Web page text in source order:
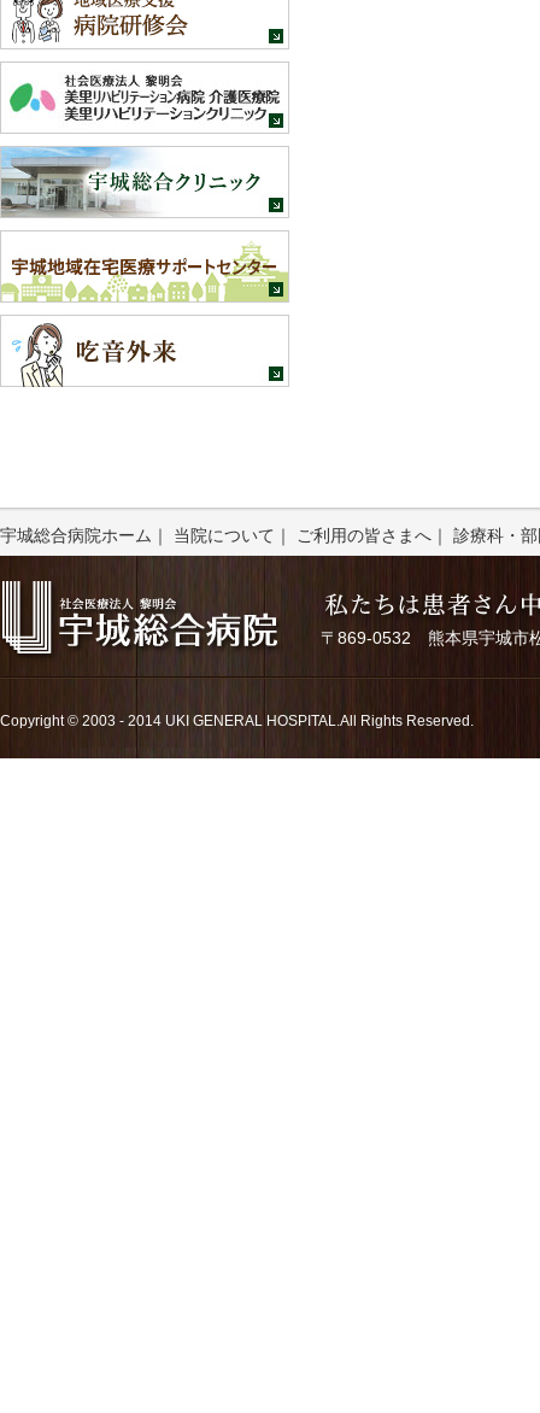
宇城総合病院ホーム ｜ 当院について ｜ ご利用の皆さまへ ｜ 診療科・
〒869-0532 熊本県宇城市
Copyright © 2003 - 2014 UKI GENERAL HOSPITAL.All Rights Reserved.